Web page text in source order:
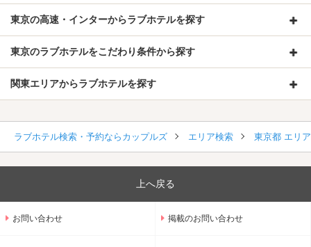
ホワイトデー期間も安心の通常料金にて営業致します♪
ご来店お待ちしております☆彡
★春限定レンタルコスプレ★
春限定のレンタルコスプレが開始！
★期間限定 桜の入浴剤★
期間限定桜の入浴剤が3/1より配布スタート！
伝統のある桜の香りに包まれてゆったりとバスタイムをご堪能下さ
★数量限定 バレンタインプレゼント★
東京の高速・インターからラブホテルを探す
東京のラブホテルをこだわり条件から探す
関東エリアからラブホテルを探す
ラブホテル検索・予約ならカップルズ エリア検索 東京都 エリ
上へ戻る
お問い合わせ 掲載のお問い合わせ